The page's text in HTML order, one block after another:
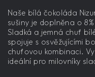
Naše bílá čokoláda
sušiny je doplněna o
Sladká a jemná chuť
spojuje s osvěžujícími
chuťovou kombinaci.
ideální pro milovníky